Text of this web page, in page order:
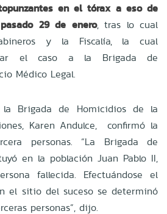
en el tórax a eso de
29 de enero, tras lo cual
y la Fiscalía, la cual
el caso a la Brigada de
Médico Legal.
la Brigada de Homicidios de la
Karen Andulce, confirmó la
personas. “La Brigada de
en la población Juan Pablo II,
fallecida. Efectuándose el
el sitio del suceso se determinó
personas”, dijo.